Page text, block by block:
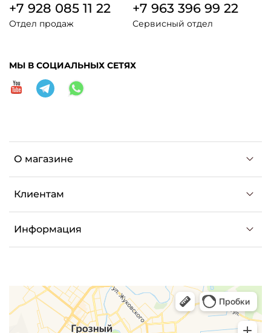
О магазине
Клиентам
Информация
+7 928 085 11 22
Отдел продаж
+7 963 396 99 22
Сервисный отдел
МЫ В СОЦИАЛЬНЫХ СЕТЯХ